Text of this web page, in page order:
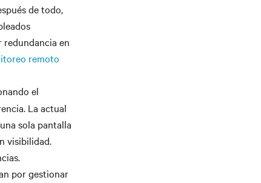
de todo,
redundancia en
remoto
el
La actual
sola pantalla
visibilidad.
por gestionar